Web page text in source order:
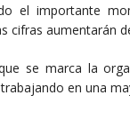
el importante
cifras aumentarán
se marca la
en una